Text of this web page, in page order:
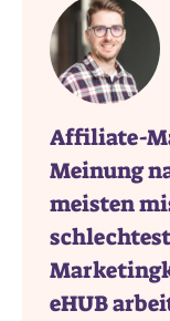
Affiliate-
Meinung
meisten
eHUB